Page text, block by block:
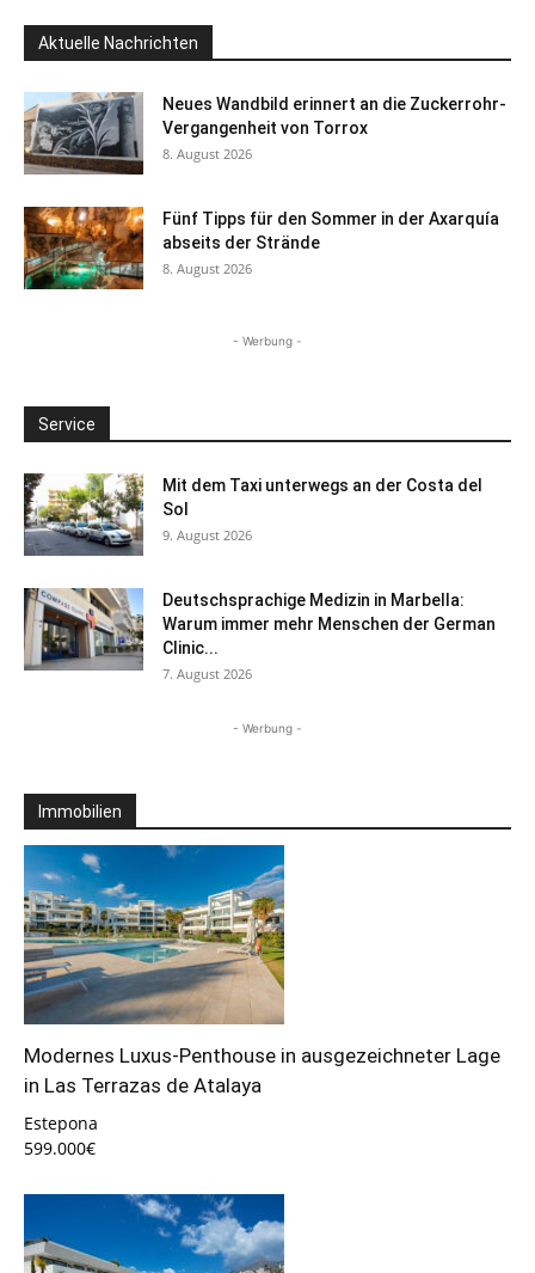
Aktuelle Nachrichten
Neues Wandbild erinnert an die Zuckerrohr-
Vergangenheit von Torrox
8. August 2026
Fünf Tipps für den Sommer in der Axarquía
abseits der Strände
8. August 2026
- Werbung -
Service
Mit dem Taxi unterwegs an der Costa del
Sol
9. August 2026
Deutschsprachige Medizin in Marbella:
Warum immer mehr Menschen der German
Clinic...
7. August 2026
- Werbung -
Immobilien
Modernes Luxus-Penthouse in ausgezeichneter Lage
in Las Terrazas de Atalaya
Estepona
599.000€